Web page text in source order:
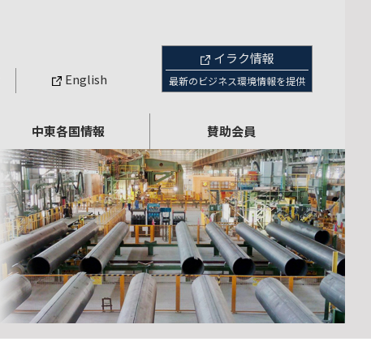
English
イラク情報
最新のビジネス環境情報を提供
中東各国情報 賛助会員